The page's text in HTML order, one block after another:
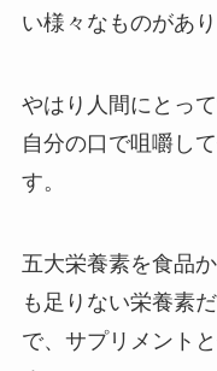
い様々なものがあり
やはり人間にとっ
自分の口で咀嚼し
す。
五大栄養素を食品
も足りない栄養素
で、サプリメント